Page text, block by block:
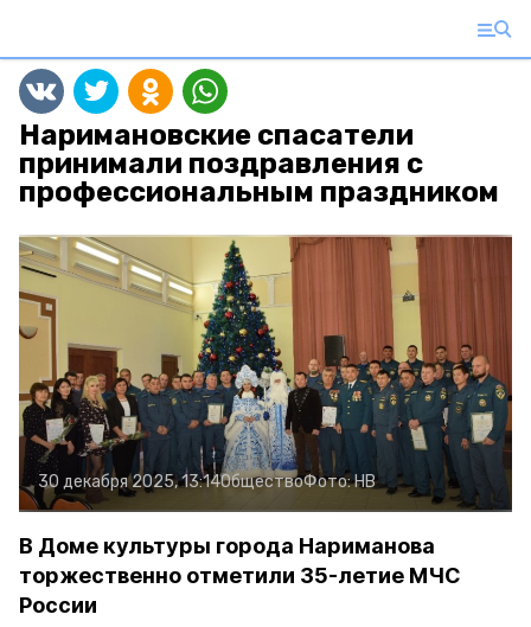
Наримановские спасатели
принимали поздравления с
профессиональным праздником
30 декабря 2025, 13:14ОбществоФото:НВ
В Доме культуры города Нариманова
торжественно отметили 35-летие МЧС
России